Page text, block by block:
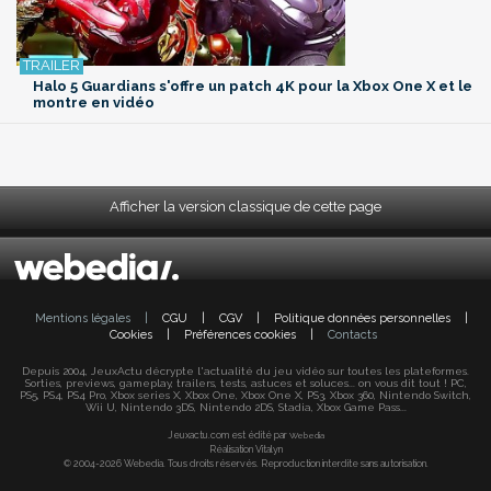
Halo 5 Guardians s'offre un patch 4K pour la Xbox One X et le
montre en vidéo
Afficher la version classique de cette page
Mentions légales CGU CGV Politique données personnelles
Cookies
Préférences cookies Contacts
Depuis 2004, JeuxActu décrypte l'actualité du jeu vidéo sur toutes les plateformes.
Sorties, previews, gameplay, trailers, tests, astuces et soluces... on vous dit tout ! PC,
PS5, PS4, PS4 Pro, Xbox series X, Xbox One, Xbox One X, PS3, Xbox 360, Nintendo Switch,
Wii U, Nintendo 3DS, Nintendo 2DS, Stadia, Xbox Game Pass...
Jeuxactu.com est édité par Webedia
Réalisation Vitalyn
© 2004-2026 Webedia. Tous droits réservés. Reproduction interdite sans autorisation.